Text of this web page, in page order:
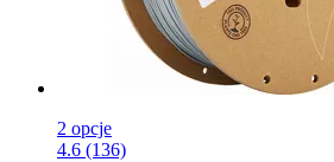
2 opcje
4.6 (136)